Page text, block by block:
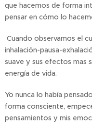
que hacemos de forma
pensar en cómo lo
Cuando observamos el
inhalación-pausa-
suave y sus efectos mas
energía de vida.
Yo nunca lo había
forma consciente,
pensamientos y mis